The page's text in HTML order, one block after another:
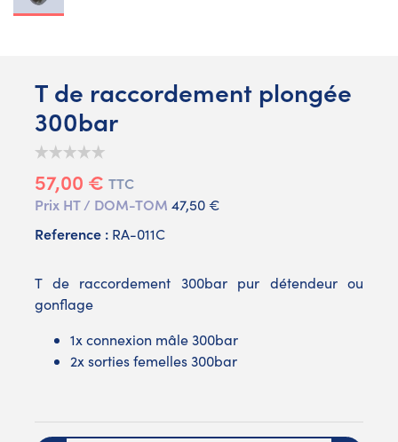
T de raccordement plongée
300bar
57,00 € TTC
Prix HT / DOM-TOM 47,50 €
Reference : RA-011C
T de raccordement 300bar pur détendeur ou
gonflage
1x connexion mâle 300bar
2x sorties femelles 300bar